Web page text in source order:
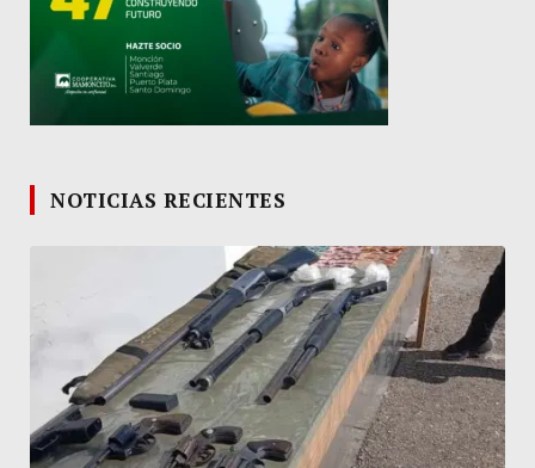
NOTICIAS RECIENTES